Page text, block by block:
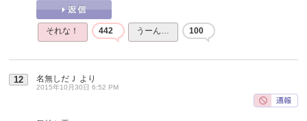
それな！ 442 うーん… 100
12 名無しだＪ より
2015年10月30日 6:52 PM